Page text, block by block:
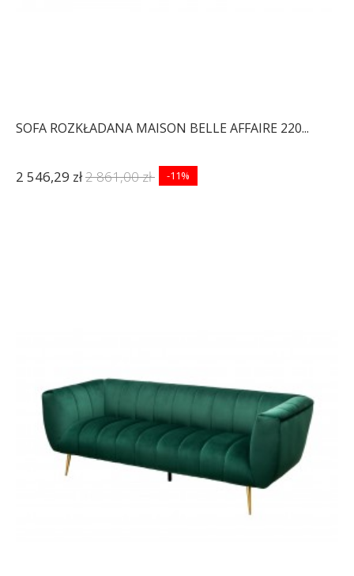
SOFA ROZKŁADANA MAISON BELLE AFFAIRE 220...
2 546,29 zł2 861,00 zł -11%